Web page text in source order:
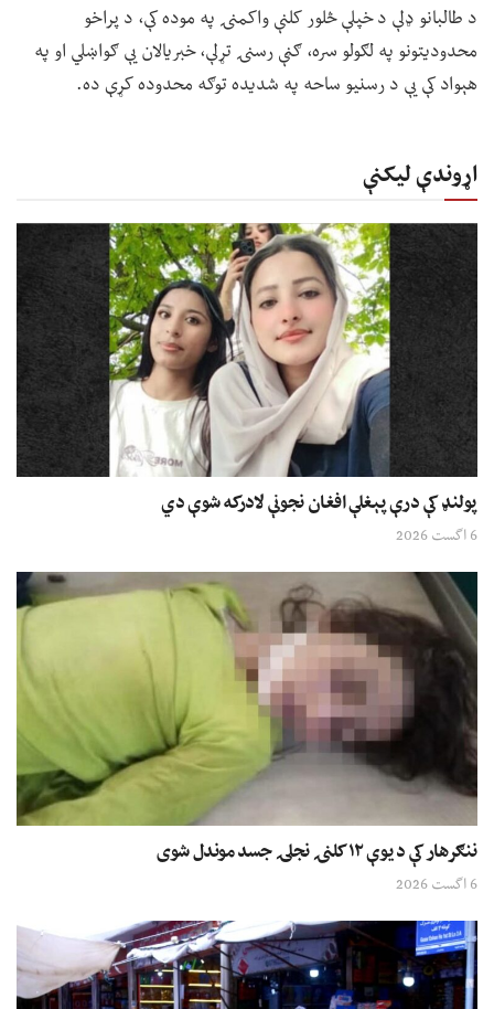
د طالبانو ډلې د خپلې څلور کلنې واکمنۍ په موده کې، د پراخو
محدودیتونو په لګولو سره، ګڼې رسنۍ تړلې، خبریالان یې ګواښلي او په
هېواد کې یې د رسنیو ساحه په شدیده توګه محدوده کړې ده.
اړوندې لیکنې
پولنډ کې درې پېغلې افغان نجونې لادرکه شوې دي
6 اگست 2026
ننګرهار کې د یوې ۱۲ کلنۍ نجلۍ جسد موندل شوی
6 اگست 2026